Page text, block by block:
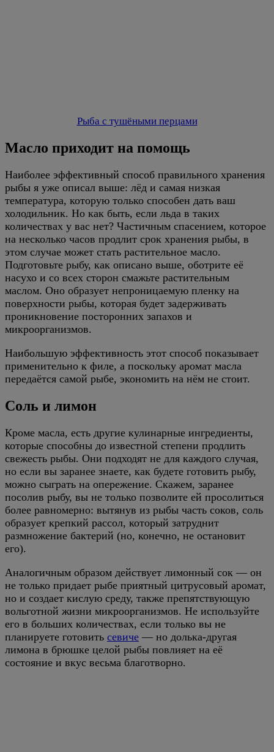
Рыба с тушёными перцами
Масло приходит на помощь
Наиболее эффективный способ правильного хранения
рыбы я уже описал выше: лёд и самая низкая
температура, которую только способен дать ваш
холодильник. Но как быть, если льда в таких
количествах у вас нет? Частичным спасением, которое
на несколько часов продлит срок хранения рыбы, в
этом случае может стать растительное масло.
Подготовьте рыбу, как описано выше, оботрите её
насухо и со всех сторон смажьте растительным
маслом. Оно образует непроницаемую пленку на
поверхности рыбы, которая будет задерживать
проникновение посторонних запахов и
микроорганизмов.
Наибольшую эффективность этот способ показывает
применительно к филе, а поскольку аромат масла
передаётся самой рыбе, экономить на нём не стоит.
Соль и лимон
Кроме масла, есть другие кулинарные ингредиенты,
которые способны до известной степени продлить
свежесть рыбы. Они подходят не для каждого случая,
но если вы заранее знаете, как будете готовить рыбу,
можно сыграть на опережение. Скажем, заранее
посолив рыбу, вы не только позволите ей просолиться
более равномерно: вытянув из рыбы часть соков, соль
образует крепкий рассол, который затруднит
размножение бактерий (но, конечно, не остановит
его).
Аналогичным образом действует лимонный сок — он
не только придает рыбе приятный цитрусовый аромат,
но и создает кислую среду, также препятствующую
вольготной жизни микроорганизмов. Не используйте
его в больших количествах, если только вы не
планируете готовить севиче — но долька-другая
лимона в брюшке целой рыбы повлияет на её
состояние и вкус весьма благотворно.